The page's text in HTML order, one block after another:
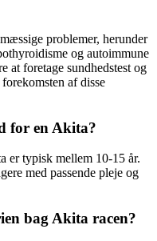
problemer, herunder
og autoimmune
at foretage sundhedstest og
af disse
for en Akita?
er typisk mellem 10-15 år.
med passende pleje og
bag Akita racen?